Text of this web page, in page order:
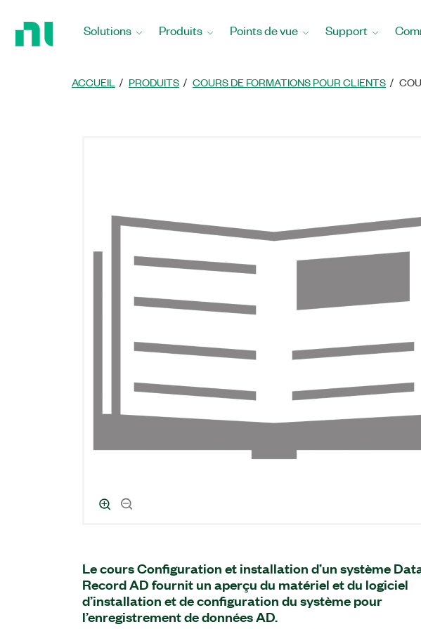
Solutions Produits Points de vue Support
ACCUEIL PRODUITS COURS DE FORMATIONS POUR CLIENTS
Le cours Configuration et installation d’un système
Record AD fournit un aperçu du matériel et du logiciel
d’installation et de configuration du système pour
l’enregistrement de données AD.